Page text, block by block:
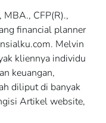
CFP(R).,
financial planner
Melvin
kliennya individu
keuangan,
diliput di banyak
Artikel website,